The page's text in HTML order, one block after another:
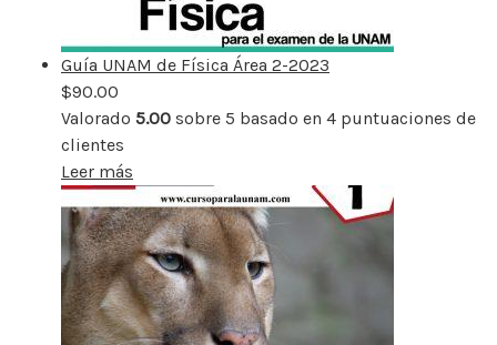
Guía UNAM de Física Área 2-2023
$90.00
Valorado 5.00 sobre 5 basado en 4 puntuaciones de
clientes
Leer más